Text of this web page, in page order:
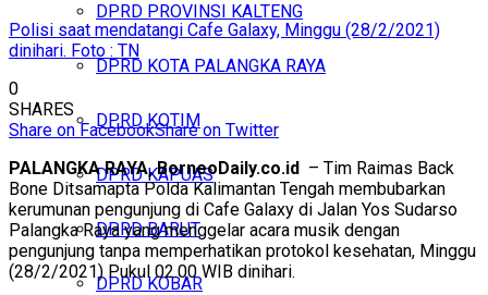
DPRD PROVINSI KALTENG
DPRD KOTA PALANGKA RAYA
DPRD KOTIM
DPRD KAPUAS
DPRD BARUT
DPRD KOBAR
Polisi saat mendatangi Cafe Galaxy, Minggu (28/2/2021)
dinihari. Foto : TN
0
SHARES
Share on FacebookShare on Twitter
PALANGKA RAYA, BorneoDaily.co.id – Tim Raimas Back
Bone Ditsamapta Polda Kalimantan Tengah membubarkan
kerumunan pengunjung di Cafe Galaxy di Jalan Yos Sudarso
Palangka Raya yang menggelar acara musik dengan
pengunjung tanpa memperhatikan protokol kesehatan, Minggu
(28/2/2021) Pukul 02.00 WIB dinihari.